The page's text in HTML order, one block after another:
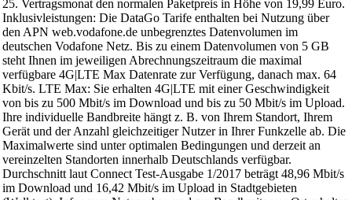
25. Vertragsmonat den normalen Paketpreis in Höhe von 19,99 Euro.
Inklusivleistungen: Die DataGo Tarife enthalten bei Nutzung über
den APN web.vodafone.de unbegrenztes Datenvolumen im
deutschen Vodafone Netz. Bis zu einem Datenvolumen von 5 GB
steht Ihnen im jeweiligen Abrechnungszeitraum die maximal
verfügbare 4G|LTE Max Datenrate zur Verfügung, danach max. 64
Kbit/s. LTE Max: Sie erhalten 4G|LTE mit einer Geschwindigkeit
von bis zu 500 Mbit/s im Download und bis zu 50 Mbit/s im Upload.
Ihre individuelle Bandbreite hängt z. B. von Ihrem Standort, Ihrem
Gerät und der Anzahl gleichzeitiger Nutzer in Ihrer Funkzelle ab. Die
Maximalwerte sind unter optimalen Bedingungen und derzeit an
vereinzelten Standorten innerhalb Deutschlands verfügbar.
Durchschnitt laut Connect Test-Ausgabe 1/2017 beträgt 48,96 Mbit/s
im Download und 16,42 Mbit/s im Upload in Stadtgebieten